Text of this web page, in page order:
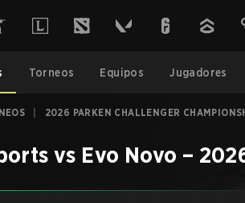
Torneos Equipos Jugadores
2026 PARKEN CHALLENGER
vs Evo Novo –